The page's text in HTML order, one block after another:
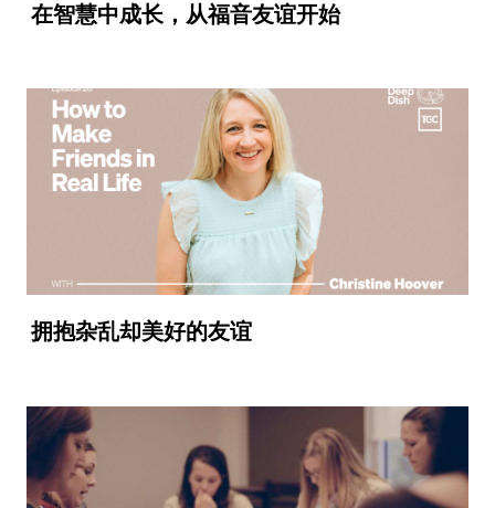
在智慧中成长，从福音友谊开始
拥抱杂乱却美好的友谊